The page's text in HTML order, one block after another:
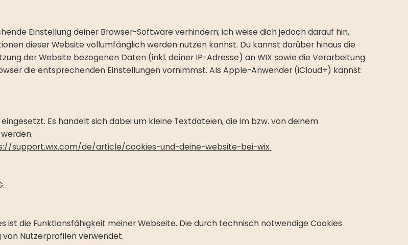
Einstellung deiner Browser-Software verhindern; ich weise dich jedoch darauf hin,
dieser Website vollumfänglich werden nutzen kannst. Du kannst darüber hinaus die
der Website bezogenen Daten (inkl. deiner IP-Adresse) an WIX sowie die Verarbeitung
die entsprechenden Einstellungen vornimmst. Als Apple-Anwender (iCloud+) kannst
Es handelt sich dabei um kleine Textdateien, die im bzw. von deinem
support.wix.com/de/article/cookies-und-deine-website-bei-wix
die Funktionsfähigkeit meiner Webseite. Die durch technisch notwendige Cookies
Nutzerprofilen verwendet.